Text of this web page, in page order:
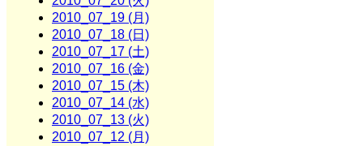
2010_07_19 (月)
2010_07_18 (日)
2010_07_17 (土)
2010_07_16 (金)
2010_07_15 (木)
2010_07_14 (水)
2010_07_13 (火)
2010_07_12 (月)